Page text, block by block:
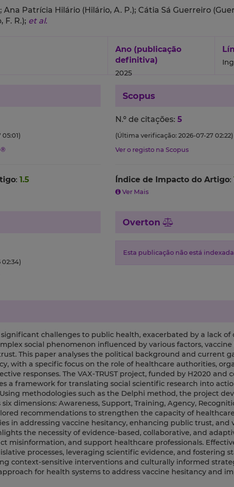
Ana Patrícia Hilário (Hilário, A. P.); Cátia Sá Guerreiro
F. R.); et al.
Ano (publicação
definitiva)
2025
: 1.5
Scopus
N.º de citações: 5
(Última verificação: 2026-07-27 02:22)
Ver o registo na Scopus
Índice de Impacto do Artigo:
Ver Mais
Overton
Esta publicação não está
challenges to public health, exacerbated by a lack of
social phenomenon influenced by various factors,
This paper analyses the political background and current
with a specific focus on the role of healthcare authorities,
responses. The VAX-TRUST project, funded by H2020 and
a framework for translating social scientific research into
methodologies such as the Delphi method, the project
dimensions: Awareness, Support, Training, Agency,
recommendations to strengthen the capacity of
in addressing vaccine hesitancy, enhancing public trust, and
the necessity of evidence-based, collaborative, and
misinformation, and support healthcare professionals.
processes, leveraging scientific evidence, and fostering
context-sensitive interventions and culturally informed
for health systems to address vaccine hesitancy and